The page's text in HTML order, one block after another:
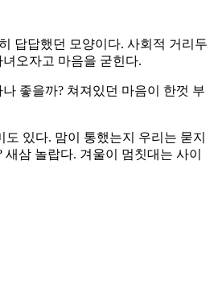
답답했던 모양이다. 사회적 거리두
오자고 마음을 굳힌다.
좋을까? 쳐져있던 마음이 한껏 부
있다. 맘이 통했는지 우리는 묻지
삼 놀랍다. 겨울이 멈칫대는 사이